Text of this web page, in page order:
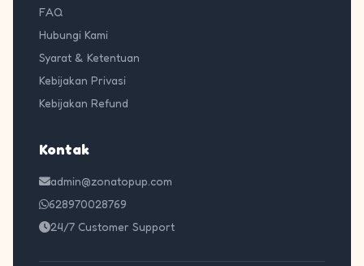
FAQ
Hubungi Kami
Syarat & Ketentuan
Kebijakan Privasi
Kebijakan Refund
Kontak
admin@zonatopup.com
628970028769
24/7 Customer Support